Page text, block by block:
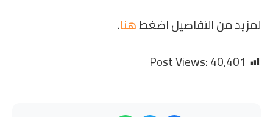
لمزيد من التفاصيل اضغطهنا.
Post Views:40٬401